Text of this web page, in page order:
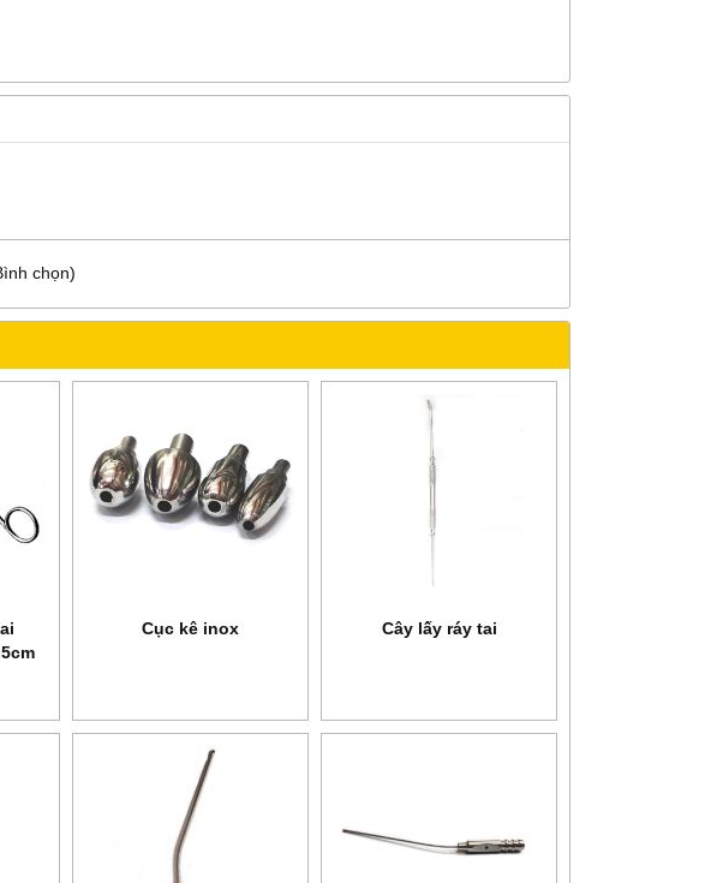
chọn)
Cục kê inox Cây lấy ráy tai